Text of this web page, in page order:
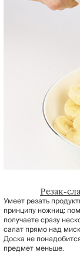
Резак-
Умеет резать
принципу ножниц:
получаете сразу
салат прямо над
Доска не
предмет меньше.